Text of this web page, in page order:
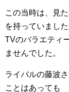
この当時は、見
を持っていました
TVのバラエティ
ませんでした。
ライバルの藤波
ことはあっても